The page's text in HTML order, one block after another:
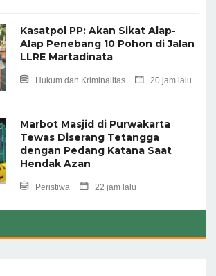
Kasatpol PP: Akan Sikat Alap-
Alap Penebang 10 Pohon di Jalan
LLRE Martadinata
Hukum dan Kriminalitas 20 jam lalu
Marbot Masjid di Purwakarta
Tewas Diserang Tetangga
dengan Pedang Katana Saat
Hendak Azan
Peristiwa 22 jam lalu